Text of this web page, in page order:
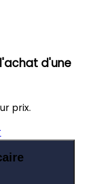
d'une
prix.